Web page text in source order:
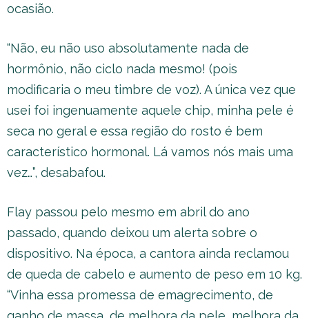
ocasião.
“Não, eu não uso absolutamente nada de
hormônio, não ciclo nada mesmo! (pois
modificaria o meu timbre de voz). A única vez que
usei foi ingenuamente aquele chip, minha pele é
seca no geral e essa região do rosto é bem
característico hormonal. Lá vamos nós mais uma
vez…”, desabafou.
Flay passou pelo mesmo em abril do ano
passado, quando deixou um alerta sobre o
dispositivo. Na época, a cantora ainda reclamou
de queda de cabelo e aumento de peso em 10 kg.
“Vinha essa promessa de emagrecimento, de